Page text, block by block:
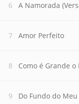
A Namorada
Amor Perfeito
Como é Grande o
Do Fundo do